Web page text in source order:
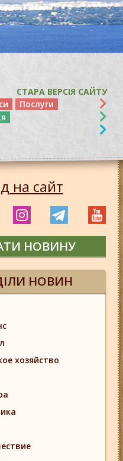
СТАРА ВЕРСІЯ САЙТУ
Послуги
на сайт
НОВИНУ
НОВИН
хозяйство